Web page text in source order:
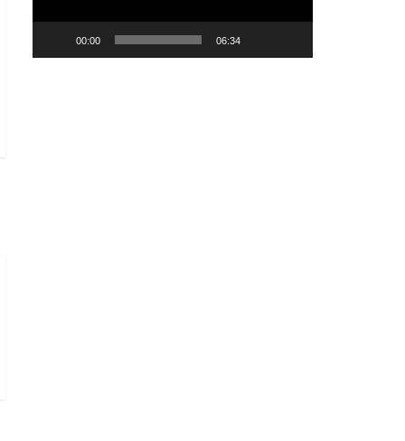
00:00 06:34